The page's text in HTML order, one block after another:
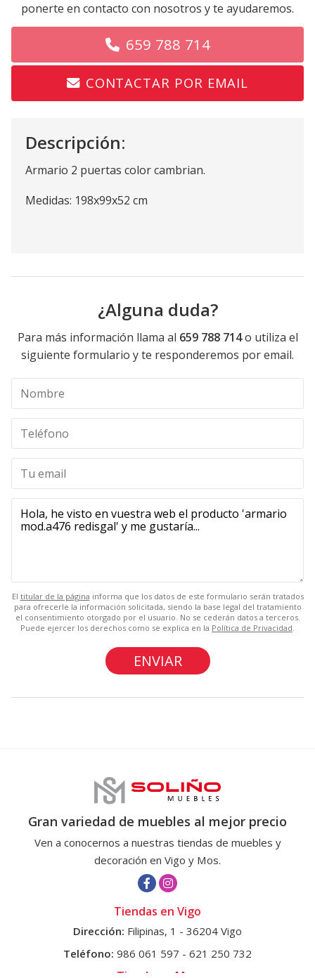
ponerte en contacto con nosotros y te ayudaremos.
659 788 714
CONTACTAR POR EMAIL
Descripción:
Armario 2 puertas color cambrian.
Medidas: 198x99x52 cm
¿Alguna duda?
Para más información llama al 659 788 714o utiliza el
siguiente formulario y te responderemos por email.
El titular de la página informa que los datos de este formulario serán tratados
para ofrecerle la información solicitada, siendo la base legal del tratamiento
el consentimiento otorgado por el usuario. No se cederán datos a terceros.
Puede ejercer los derechos como se explica en la Política de Privacidad.
Gran variedad de muebles al mejor precio
Ven a conocernos a nuestras tiendas de muebles y
decoración en Vigo y Mos.
Tiendas en Vigo
Dirección: Filipinas, 1 - 36204 Vigo
Teléfono: 986 061 597 - 621 250 732